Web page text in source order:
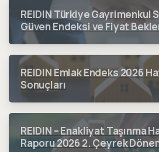
REIDIN Türkiye Gayrimenkul
Güven Endeksi ve Fiyat
2026 3. Çeyrek Dönem
REIDIN Emlak Endeks 2026
Sonuçları
REIDIN – Enakliyat Taşınma
Raporu 2026 2. Çeyrek